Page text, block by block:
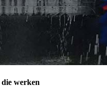
werken